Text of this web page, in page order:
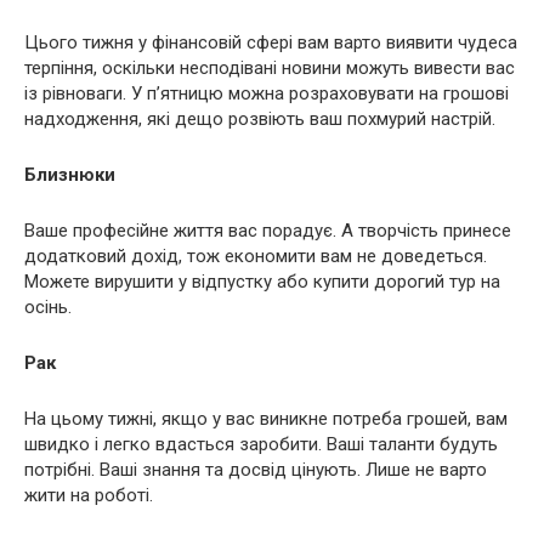
Цього тижня у фінансовій сфері вам варто виявити чудеса
терпіння, оскільки несподівані новини можуть вивести вас
із рівноваги. У п’ятницю можна розраховувати на грошові
надходження, які дещо розвіють ваш похмурий настрій.
Близнюки
Ваше професійне життя вас порадує. А творчість принесе
додатковий дохід, тож економити вам не доведеться.
Можете вирушити у відпустку або купити дорогий тур на
осінь.
Рак
На цьому тижні, якщо у вас виникне потреба грошей, вам
швидко і легко вдасться заробити. Ваші таланти будуть
потрібні. Ваші знання та досвід цінують. Лише не варто
жити на роботі.